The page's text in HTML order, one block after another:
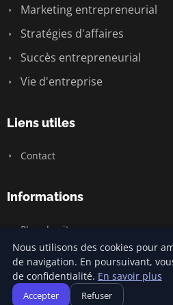
Marketing entrepreneurial
Stratégies d'affaires
Succès entrepreneurial
Vie d'entreprise
Liens utiles
Contact
Informations
Plan du site
© 2026 Jamm Saintlouis.
Nous utilisons des cookies pour
de navigation. En poursuivant,
de confidentialité. En savoir plus
Accepter Refuser